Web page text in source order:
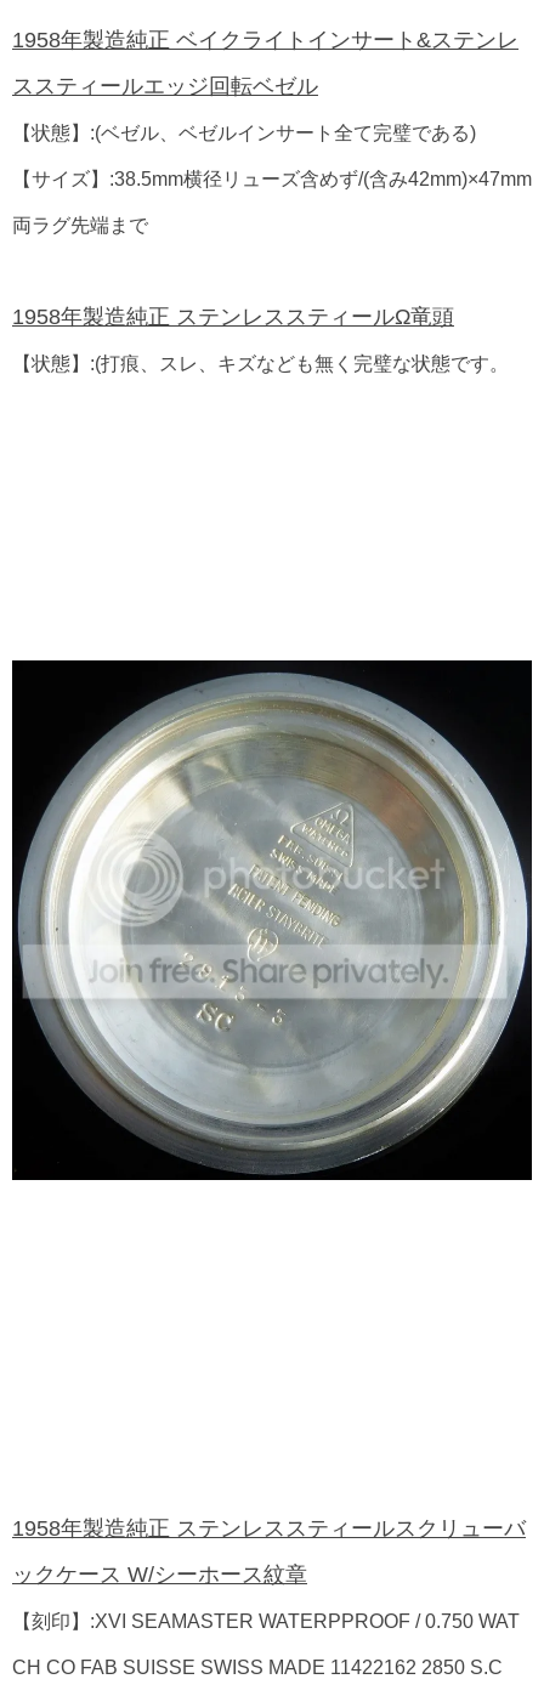
1958年製造純正 ベイクライトインサート&ステンレ
ススティールエッジ回転ベゼル
【状態】:(ベゼル、ベゼルインサート全て完璧である)
【サイズ】:38.5mm横径リューズ含めず/(含み42mm)×47mm
両ラグ先端まで
1958年製造純正 ステンレススティールΩ竜頭
【状態】:(打痕、スレ、キズなども無く完璧な状態です。
1958年製造純正 ステンレススティールスクリューバ
ックケース W/シーホース紋章
【刻印】:XVI SEAMASTER WATERPPROOF / 0.750 WAT
CH CO FAB SUISSE SWISS MADE 11422162 2850 S.C